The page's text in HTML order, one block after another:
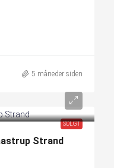
5 måneder siden
SOLGT
Strand